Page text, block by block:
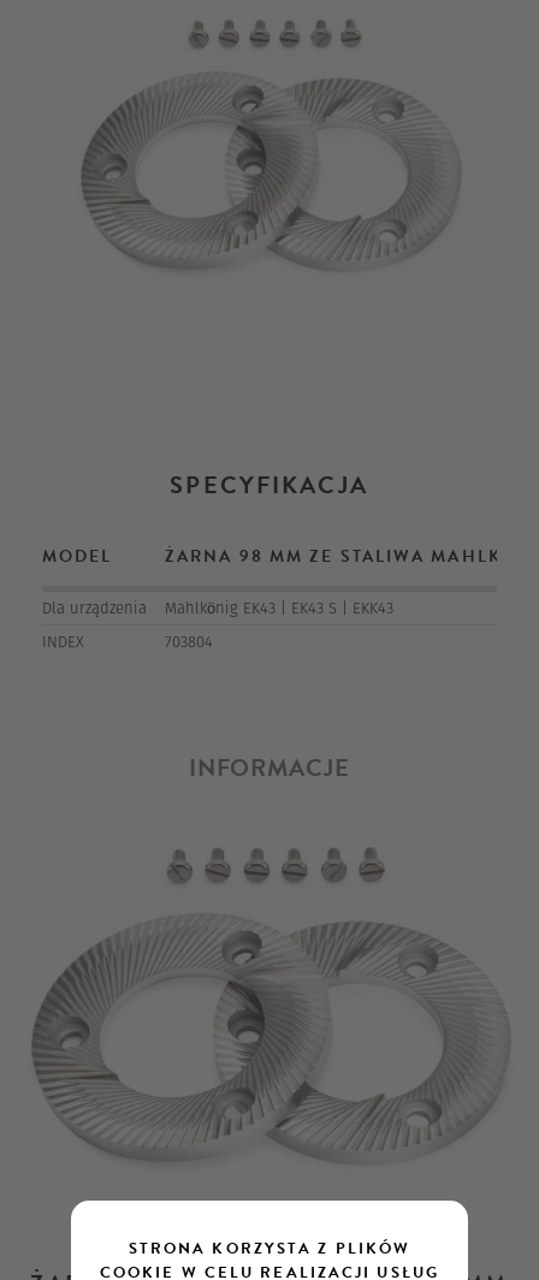
SPECYFIKACJA
MODEL
Dla urządzenia
INDEX
ŻARNA 98 MM ZE STALIWA
Mahlkönig EK43 | EK43 S | EKK43
703804
INFORMACJE
STRONA KORZYSTA Z PLIKÓW
COOKIE W CELU REALIZACJI USŁUG